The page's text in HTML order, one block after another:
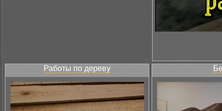
Работы по дереву